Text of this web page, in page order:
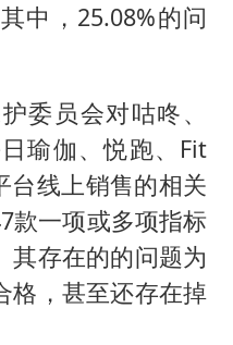
中，25.08%的问
委员会对咕咚、
瑜伽、悦跑、Fit
台线上销售的相关
款一项或多项指标
其存在的的问题为
格，甚至还存在掉